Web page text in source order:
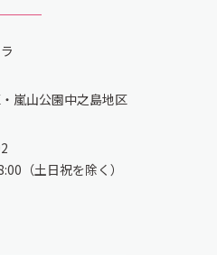
嵐山公園中之島地区
（土日祝を除く）